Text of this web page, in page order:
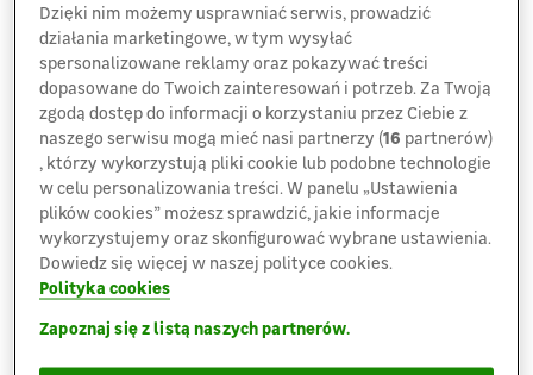
nastrojów społecznych i obecnych potrzeb
konsumentów. W dobie ciągłych zmian
i pojawiających się barier finansowych, takie
wyzwania jak remont wskazują nam nową rolę
marki, której zadaniem jest dziś upraszać
tą rzeczywistość, zdejmować stres z konsumenta
i ułatwić na wiele sposobów realizację zmian
w domu czy ogrodzie. Na tym zbudowaliśmy ideę
kreatywną komunikacji zarówno ukierunkowanej
masowo, jak i precyzyjnie targetowanej
Michał Sacha, dyrektor marketingu
za cały proces.
Dzięki nim możemy usprawniać serwis, prowadzić
działania marketingowe, w tym wysyłać
spersonalizowane reklamy oraz pokazywać treści
dopasowane do Twoich zainteresowań i potrzeb. Za Twoją
zgodą dostęp do informacji o korzystaniu przez Ciebie z
naszego serwisu mogą mieć nasi partnerzy (16 partnerów)
, którzy wykorzystują pliki cookie lub podobne technologie
w celu personalizowania treści. W panelu „Ustawienia
plików cookies” możesz sprawdzić, jakie informacje
wykorzystujemy oraz skonfigurować wybrane ustawienia.
Dowiedz się więcej w naszej polityce cookies.
Polityka cookies
Zapoznaj się z listą naszych partnerów.